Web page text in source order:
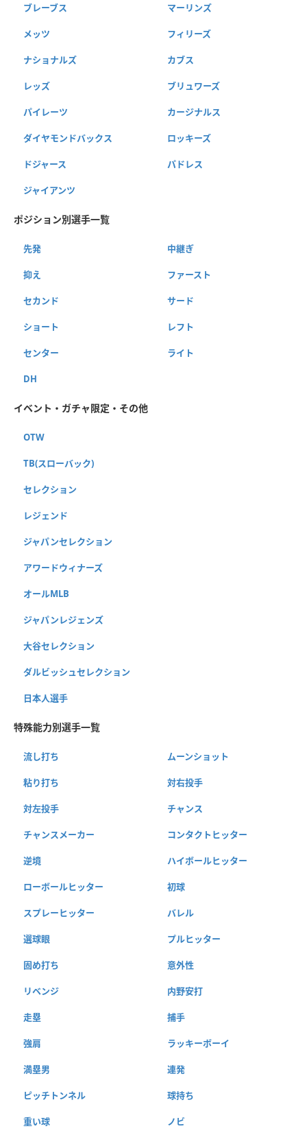
ブレーブス マーリンズ
メッツ フィリーズ
ナショナルズ カブス
レッズ ブリュワーズ
パイレーツ カージナルス
ダイヤモンドバックス ロッキーズ
ドジャース パドレス
ジャイアンツ
ポジション別選手一覧
先発 中継ぎ
抑え ファースト
セカンド サード
ショート レフト
センター ライト
DH
イベント・ガチャ限定・その他
OTW
TB(スローバック)
セレクション
レジェンド
ジャパンセレクション
アワードウィナーズ
オールMLB
ジャパンレジェンズ
大谷セレクション
ダルビッシュセレクション
日本人選手
特殊能力別選手一覧
流し打ち ムーンショット
粘り打ち 対右投手
対左投手 チャンス
チャンスメーカー コンタクトヒッター
逆境 ハイボールヒッター
ローボールヒッター 初球
スプレーヒッター バレル
選球眼 プルヒッター
固め打ち 意外性
リベンジ 内野安打
走塁 捕手
強肩 ラッキーボーイ
満塁男 連発
ピッチトンネル 球持ち
重い球 ノビ